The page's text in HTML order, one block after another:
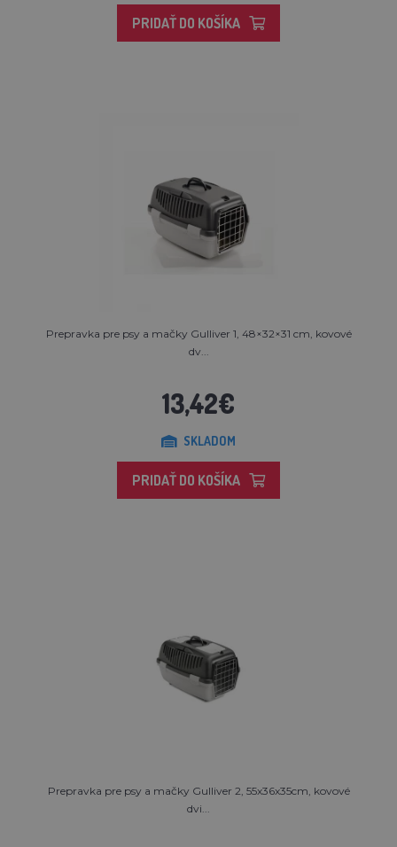
PRIDAŤ DO KOŠÍKA
Prepravka pre psy a mačky Gulliver 1, 48×32×31 cm, kovové
dv...
13,42€
SKLADOM
PRIDAŤ DO KOŠÍKA
Prepravka pre psy a mačky Gulliver 2, 55x36x35cm, kovové
dvi...